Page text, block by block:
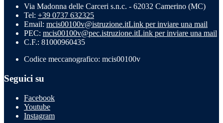
Via Madonna delle Carceri s.n.c. - 62032 Camerino (MC)
Tel: +39 0737 632325
Email: mcis00100v@istruzione.itLink per inviare una mail
PEC: mcis00100v@pec.istruzione.itLink per inviare una mail
C.F.: 81000960435
Codice meccanografico: mcis00100v
Seguici su
Facebook
Youtube
Instagram